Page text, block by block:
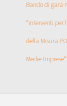
Bando di gara
“interventi per
della Misura
Medie Imprese“.